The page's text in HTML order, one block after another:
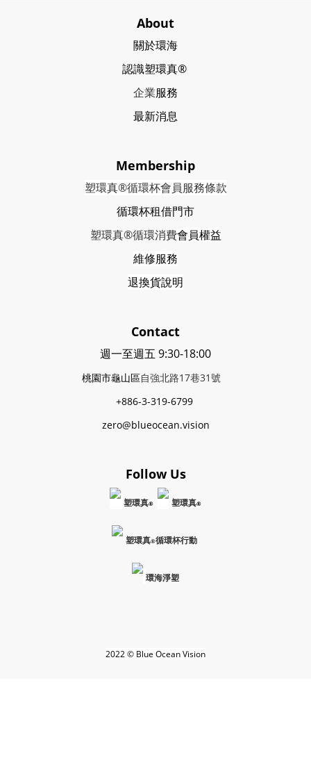
About
關於環海
認識塑環真®
企業服務
最新消息
Membership
塑環真®循環杯會員服務條款
循環杯租借門市
塑環真®循環消費會員權益
維修服務
退換貨說明
Contact
週一至週五 9:30-18:00
桃園市龜山區自強北路17巷31號
+886-3-319-6799
zero@blueocean.vision
Follow Us
塑環真® 塑環真®
塑環真®循環杯行動
環海淨塑
2022 © Blue Ocean Vision